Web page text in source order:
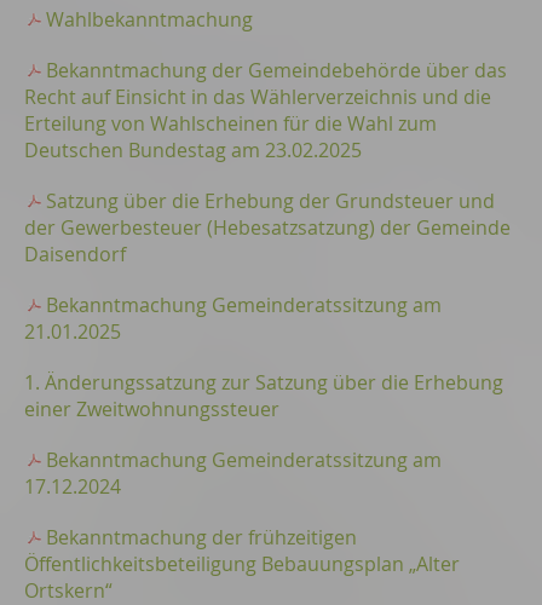
Wahlbekanntmachung
Bekanntmachung der Gemeindebehörde über das
Recht auf Einsicht in das Wählerverzeichnis und die
Erteilung von Wahlscheinen für die Wahl zum
Deutschen Bundestag am 23.02.2025
Satzung über die Erhebung der Grundsteuer und
der Gewerbesteuer (Hebesatzsatzung) der Gemeinde
Daisendorf
Bekanntmachung Gemeinderatssitzung am
21.01.2025
1. Änderungssatzung zur Satzung über die Erhebung
einer Zweitwohnungssteuer
Bekanntmachung Gemeinderatssitzung am
17.12.2024
Bekanntmachung der frühzeitigen
Öffentlichkeitsbeteiligung Bebauungsplan „Alter
Ortskern“